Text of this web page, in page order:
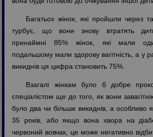
Багатьох жінок, які пройшли через
турбує, що вони знову втратять
принаймні 85% жінок, які мали
подальшому мали здорову вагітність, а у
викиднів ця цифра становить 75%.
Взагалі жінкам було б добре
спеціалістом ще до того, як вони
було два чи більше викиднів, а особливо
35 років, або якщо вона хвора на
червоний вовчак, це може негативно